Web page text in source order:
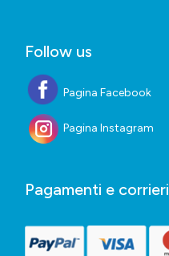
Follow us
Pagina Facebook
Pagina Instagram
Pagamenti e corrieri